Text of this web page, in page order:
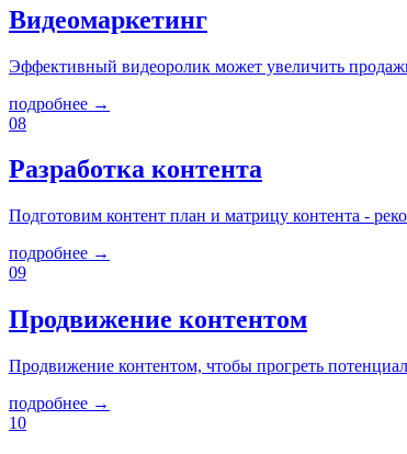
Видеомаркетинг
Эффективный видеоролик может увеличить
подробнее →
08
Разработка контента
Подготовим контент план и матрицу контента -
подробнее →
09
Продвижение контентом
Продвижение контентом, чтобы прогреть
подробнее →
10